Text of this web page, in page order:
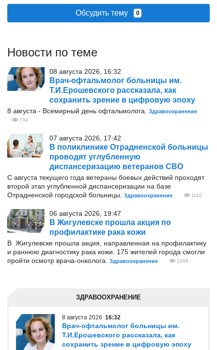
Обсудить тему 0
Новости по теме
08 августа 2026, 16:32
Врач-офтальмолог больницы им.
Т.И.Ерошевского рассказала, как
сохранить зрение в цифровую эпоху
8 августа - Всемирный день офтальмолога. Здравоохранение
734
07 августа 2026, 17:42
В поликлинике Отрадненской больницы
проводят углубленную
диспансеризацию ветеранов СВО
С августа текущего года ветераны боевых действий проходят
второй этап углубленной диспансеризации на базе
Отрадненской городской больницы.
Здравоохранение 1110
06 августа 2026, 19:47
В Жигулевске прошла акция по
профилактике рака кожи
В Жигулевске прошла акция, направленная на профилактику
и раннюю диагностику рака кожи. 175 жителей города смогли
пройти осмотр врача-онколога.
Здравоохранение 1269
ЗДРАВООХРАНЕНИЕ
8 августа 2026 16:32
Врач-офтальмолог больницы им.
Т.И.Ерошевского рассказала, как
сохранить зрение в цифровую эпоху